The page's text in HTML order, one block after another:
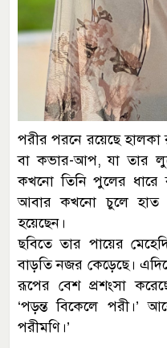
পরীর পরনে রয়েছে হালকা
বা কভার-আপ, যা তার
কখনো তিনি পুলের ধারে
আবার কখনো চুলে হাত
হয়েছেন।
ছবিতে তার পায়ের
বাড়তি নজর কেড়েছে।
রূপের বেশ প্রশংসা
‘পড়ন্ত বিকেলে পরী।’
পরীমণি।’